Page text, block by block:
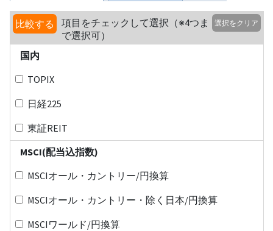
比較する
項目をチェックして選択（※4つま
で選択可）
選択をクリア
国内
TOPIX
日経225
東証REIT
MSCI(配当込指数)
MSCIオール・カントリー/円換算
MSCIオール・カントリー・除く日本/円換算
MSCIワールド/円換算